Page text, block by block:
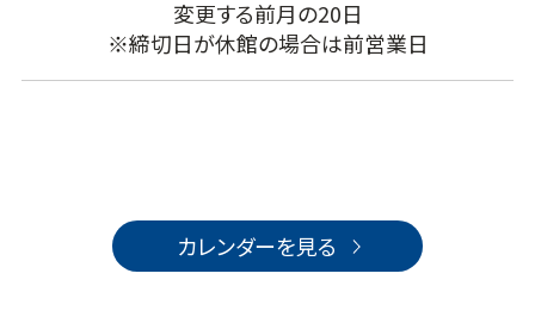
変更する前月の20日
※締切日が休館の場合は前営業日
カレンダーを見る